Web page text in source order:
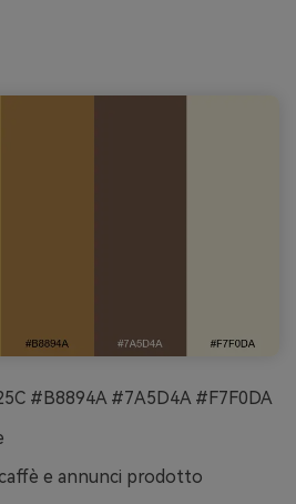
#B8894A #7A5D4A #F7F0DA
e annunci prodotto